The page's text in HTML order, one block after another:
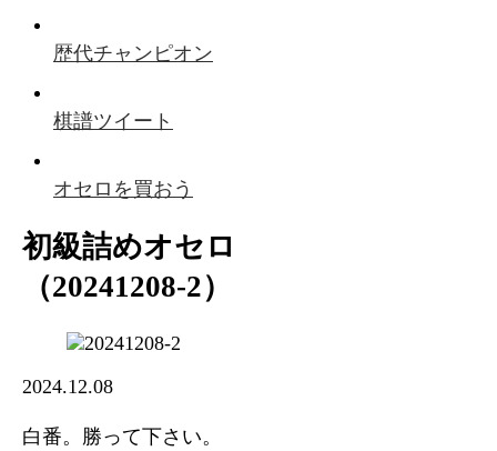
歴代チャンピオン
棋譜ツイート
オセロを買おう
初級詰めオセロ
（20241208-2）
2024.12.08
白番。勝って下さい。